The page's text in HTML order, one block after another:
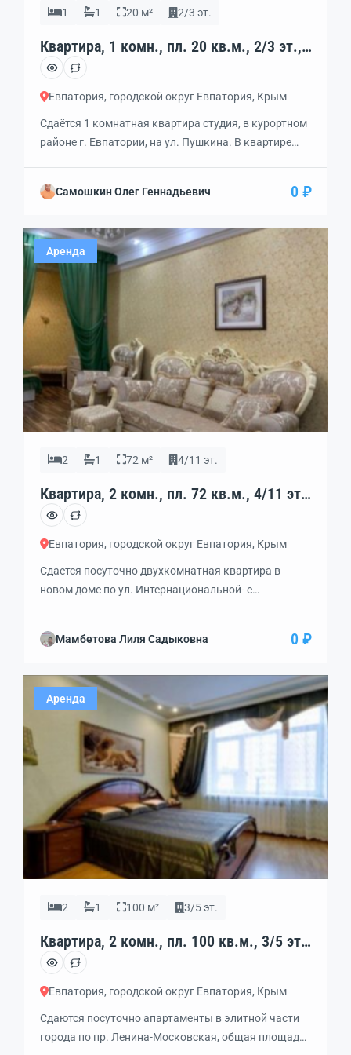
1 1 20 м² 2/3 эт.
Квартира, 1 комн., пл. 20 кв.м., 2/3 эт.,
код: 453250
Евпатория, городской округ Евпатория, Крым
Сдаётся 1 комнатная квартира студия, в курортном
районе г. Евпатории, на ул. Пушкина. В квартире
спальное место на втором этаже. Посуда,
Холодная, горячая вода. срок аренды не меее пяти
суток, сумма аренды 3500 руб. сутки
Самошкин Олег Геннадьевич 0 ₽
Аренда
2 1 72 м² 4/11 эт.
Квартира, 2 комн., пл. 72 кв.м., 4/11 эт.,
код: 339461
Евпатория, городской округ Евпатория, Крым
Сдается посуточно двухкомнатная квартира в
новом доме по ул. Интернациональной- c
индукционная керамическая плита, кондиционер,
витрина. Огромная застекленная лоджия 17м2,
полностью оборудованная. Рядом находятся
магазины, универсам, рынок, кафе, рестораны,
супермаркеты и прочее. Великолепная развязка
транспорта; маршрутное такси, трамвай. Также […]
Мамбетова Лиля Садыковна 0 ₽
Аренда
2 1 100 м² 3/5 эт.
Квартира, 2 комн., пл. 100 кв.м., 3/5 эт.,
код: 339459
Евпатория, городской округ Евпатория, Крым
Сдаются посуточно апартаменты в элитной части
города по пр. Ленина-Московская, общая площадь